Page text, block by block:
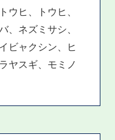
ウヒ、トウヒ、
、ネズミサシ、
ビャクシン、ヒ
ヤスギ、モミノ